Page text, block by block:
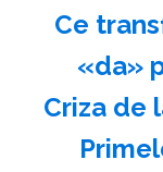
Ce
«da»
Criza de